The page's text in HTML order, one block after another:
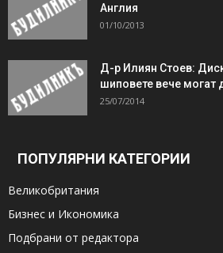
Англия
01/10/2013
Д-р Илиян Стоев:
шиповете вече могат
25/07/2014
ПОПУЛЯРНИ КАТЕГОРИИ
Великобритания
Бизнес и Икономика
Подбрани от редактора